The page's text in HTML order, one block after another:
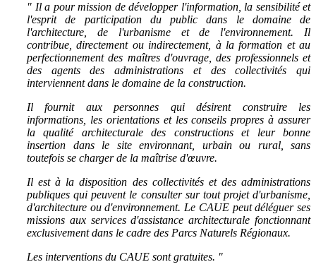
" Il a pour mission de développer l'information, la sensibilité et
l'esprit de participation du public dans le domaine de
l'architecture, de l'urbanisme et de l'environnement. Il
contribue, directement ou indirectement, à la formation et au
perfectionnement des maîtres d'ouvrage, des professionnels et
des agents des administrations et des collectivités qui
interviennent dans le domaine de la construction.
Il fournit aux personnes qui désirent construire les
informations, les orientations et les conseils propres à assurer
la qualité architecturale des constructions et leur bonne
insertion dans le site environnant, urbain ou rural, sans
toutefois se charger de la maîtrise d'œuvre.
Il est à la disposition des collectivités et des administrations
publiques qui peuvent le consulter sur tout projet d'urbanisme,
d'architecture ou d'environnement. Le CAUE peut déléguer ses
missions aux services d'assistance architecturale fonctionnant
exclusivement dans le cadre des Parcs Naturels Régionaux.
Les interventions du CAUE sont gratuites. "